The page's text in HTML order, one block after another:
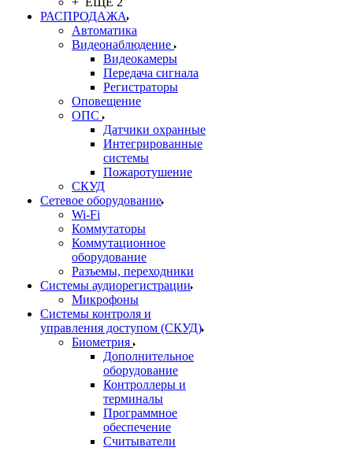
РАСПРОДАЖА
Автоматика
Видеонаблюдение
Видеокамеры
Передача сигнала
Регистраторы
Оповещение
ОПС
Датчики охранные
Интегрированные
системы
Пожаротушение
СКУД
Сетевое оборудование
Wi-Fi
Коммутаторы
Коммутационное
оборудование
Разъемы, переходники
Системы аудиорегистрации
Микрофоны
Системы контроля и
управления доступом (СКУД)
Биометрия
Дополнительное
оборудование
Контроллеры и
терминалы
Программное
обеспечение
Считыватели